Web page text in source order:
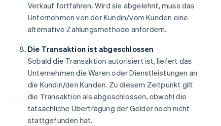
Verkauf fortfahren. Wird sie abgelehnt, muss das
Unternehmen von der Kundin/vom Kunden eine
alternative Zahlungsmethode anfordern.
Die Transaktion ist abgeschlossen
Sobald die Transaktion autorisiert ist, liefert das
Unternehmen die Waren oder Dienstleistungen an
die Kundin/den Kunden. Zu diesem Zeitpunkt gilt
die Transaktion als abgeschlossen, obwohl die
tatsächliche Übertragung der Gelder noch nicht
stattgefunden hat.